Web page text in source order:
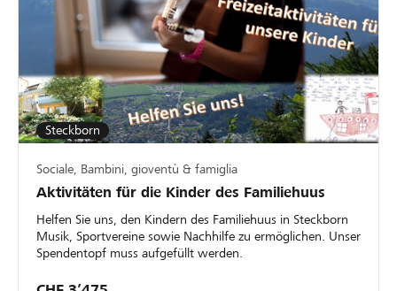
Steckborn
Sociale, Bambini, gioventù & famiglia
Aktivitäten für die Kinder des Familiehuus
Helfen Sie uns, den Kindern des Familiehuus in Steckborn
Musik, Sportvereine sowie Nachhilfe zu ermöglichen. Unser
Spendentopf muss aufgefüllt werden.